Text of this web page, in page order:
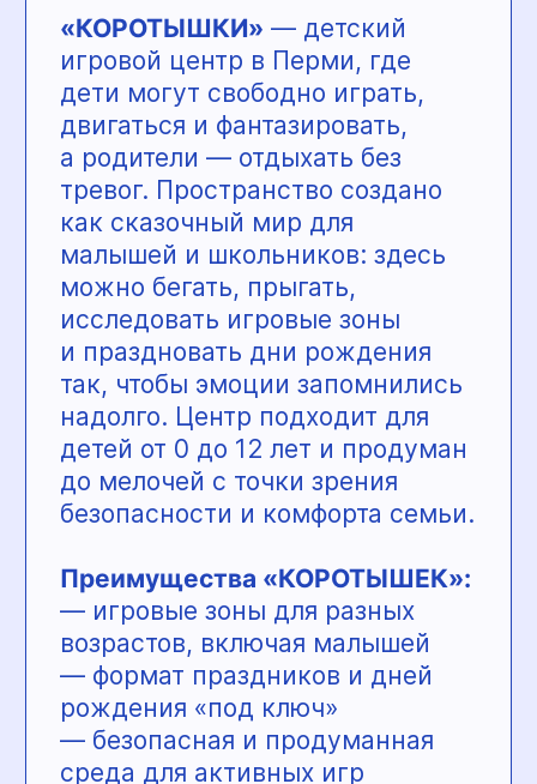
законы гравитации перестают
работать. Здесь можно ходить
по потолку, рассматривать
«висящие» интерьеры и делать
эффектные фото, которые
у детей и взрослых. Формат
отлично подходит для семейных
выходных и групповых
Преимущества перевёрнутого
дома:
перевёрнутого пространства
— яркие эмоции
и вовлечённость с первых
— необычные фотозоны для
детей и родителей
Дом великана— сказочный
мир, где всё вокруг становится
и предметы быта создают
ощущение, будто посетители
уменьшились в несколько раз.
нравится детям и превращает
обычный визит в настоящее
приключение.
Преимущества Дома великана:
— масштабные декорации
и эффект «маленького человека»